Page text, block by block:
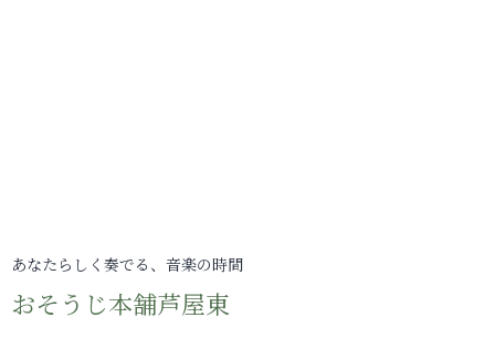
あなたらしく奏でる、音楽の時間
おそうじ本舗芦屋東